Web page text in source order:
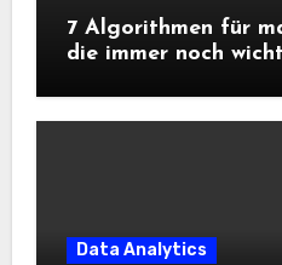
7 Algorithmen für
die immer noch
Data Analytics